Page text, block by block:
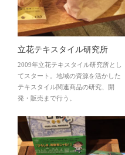
立花テキスタイル研究所
2009年立花テキスタイル研究所とし
てスタート。地域の資源を活かした
テキスタイル関連商品の研究、開
発・販売まで行う。